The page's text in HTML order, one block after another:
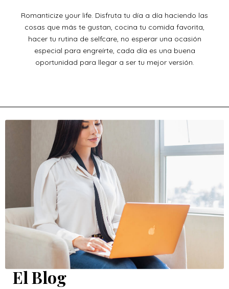
Romanticize your life. Disfruta tu día a día haciendo las
cosas que más te gustan, cocina tu comida favorita,
hacer tu rutina de selfcare, no esperar una ocasión
especial para engreírte, cada día es una buena
oportunidad para llegar a ser tu mejor versión.
El Blog